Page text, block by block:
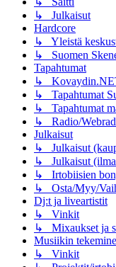
↳ Julkaisut
Hardcore
↳ Yleistä
↳ Suomen
Tapahtumat
↳
↳ Tapahtumat
↳ Tapahtumat
↳ Radio/
Julkaisut
↳ Julkaisut
↳ Julkaisut
↳ Irtobiisien
↳ Osta/Myy/
Dj:t ja liveartistit
↳ Vinkit
↳ Mixaukset ja
Musiikin
↳ Vinkit